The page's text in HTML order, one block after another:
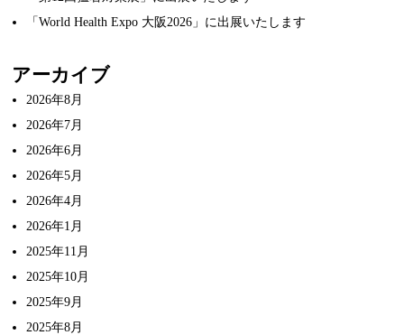
「World Health Expo 大阪2026」に出展いたします
アーカイブ
2026年8月
2026年7月
2026年6月
2026年5月
2026年4月
2026年1月
2025年11月
2025年10月
2025年9月
2025年8月